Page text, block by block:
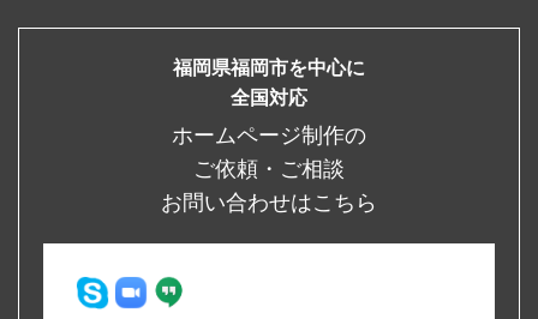
福岡県福岡市を中心に
全国対応
ホームページ制作の
ご依頼・ご相談
お問い合わせはこちら